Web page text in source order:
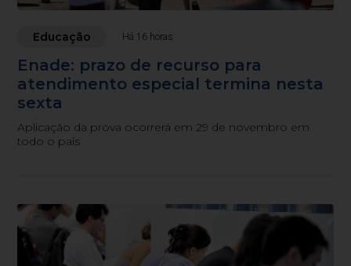
Educação Há 16 horas
Enade: prazo de recurso para
atendimento especial termina nesta
sexta
Aplicação da prova ocorrerá em 29 de novembro em
todo o país